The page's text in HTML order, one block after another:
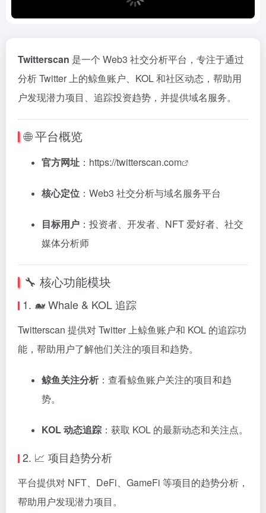
Twitterscan 是一个 Web3 社交分析平台，专注于通过
分析 Twitter 上的鲸鱼账户、KOL 和社区动态，帮助用
户发现潜力项目、追踪投资趋势，并提供域名服务。
🌐 平台概览
官方网址 ： https://twitterscan.com
核心定位 ： Web3 社交分析与域名服务平台
目标用户 ： 投资者、开发者、NFT 爱好者、社交
媒体分析师
🔧 核心功能模块
1. 🐋 Whale & KOL 追踪
Twitterscan 提供对 Twitter 上鲸鱼账户和 KOL 的追踪功
能，帮助用户了解他们关注的项目和趋势。
鲸鱼关注分析 ： 查看鲸鱼账户关注的项目和趋
势。
KOL 动态追踪 ： 获取 KOL 的最新动态和关注点。
2. 📈 项目趋势分析
平台提供对 NFT、DeFi、GameFi 等项目的趋势分析，
帮助用户发现潜力项目。